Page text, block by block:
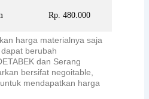
Rp. 480.000
harga materialnya saja
berubah
dan Serang
bersifat negoitable,
mendapatkan harga